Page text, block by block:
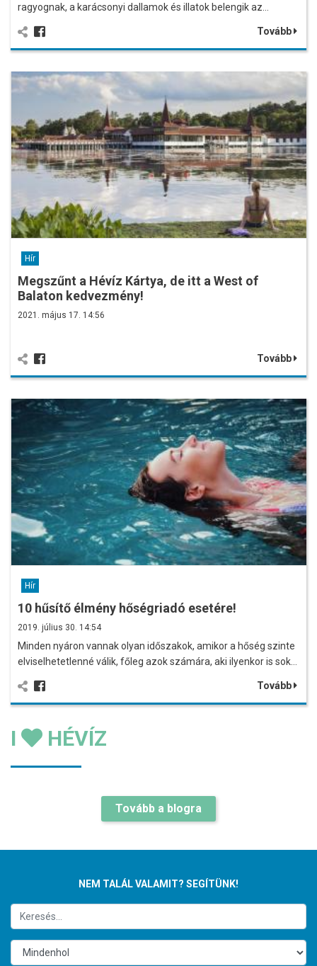
ragyognak, a karácsonyi dallamok és illatok belengik az…
Tovább
Hír
Megszűnt a Hévíz Kártya, de itt a West of
Balaton kedvezmény!
2021. május 17. 14:56
Tovább
Hír
10 hűsítő élmény hőségriadó esetére!
2019. július 30. 14:54
Minden nyáron vannak olyan időszakok, amikor a hőség szinte
elviselhetetlenné válik, főleg azok számára, aki ilyenkor is sok…
Tovább
I HÉVÍZ
Tovább a blogra
NEM TALÁL VALAMIT? SEGÍTÜNK!